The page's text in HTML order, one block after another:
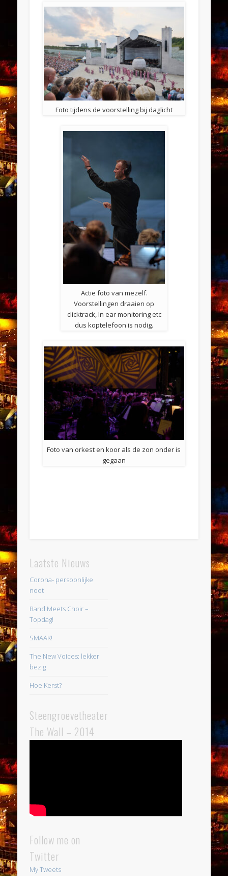
Foto tijdens de voorstelling bij daglicht
Actie foto van mezelf.
Voorstellingen draaien op
clicktrack, In ear monitoring etc
dus koptelefoon is nodig.
Foto van orkest en koor als de zon onder is
gegaan
Laatste Nieuws
Corona- persoonlijke
noot
Band Meets Choir –
Topdag!
SMAAK!
The New Voices: lekker
bezig
Hoe Kerst?
Steengroevetheater
The Wall – 2014
Follow me on
Twitter
My Tweets